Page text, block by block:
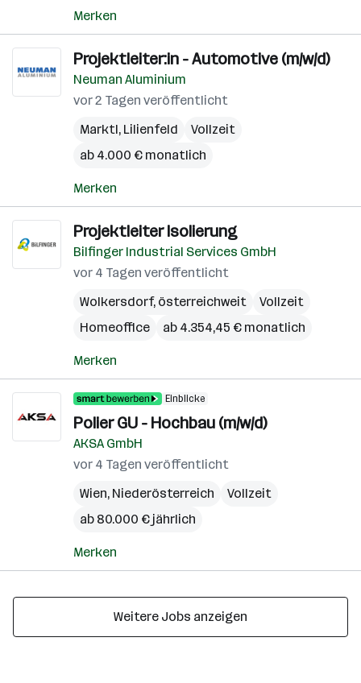
Merken
Projektleiter:in - Automotive (m/w/d)
Neuman Aluminium
vor 2 Tagen veröffentlicht
Marktl, Lilienfeld
Vollzeit
ab 4.000 € monatlich
Merken
Projektleiter Isolierung
Bilfinger Industrial Services GmbH
vor 4 Tagen veröffentlicht
Wolkersdorf, österreichweit
Vollzeit
Homeoffice
ab 4.354,45 € monatlich
Merken
Einblicke
Polier GU - Hochbau (m/w/d)
AKSA GmbH
vor 4 Tagen veröffentlicht
Wien, Niederösterreich
Vollzeit
ab 80.000 € jährlich
Merken
Weitere Jobs anzeigen